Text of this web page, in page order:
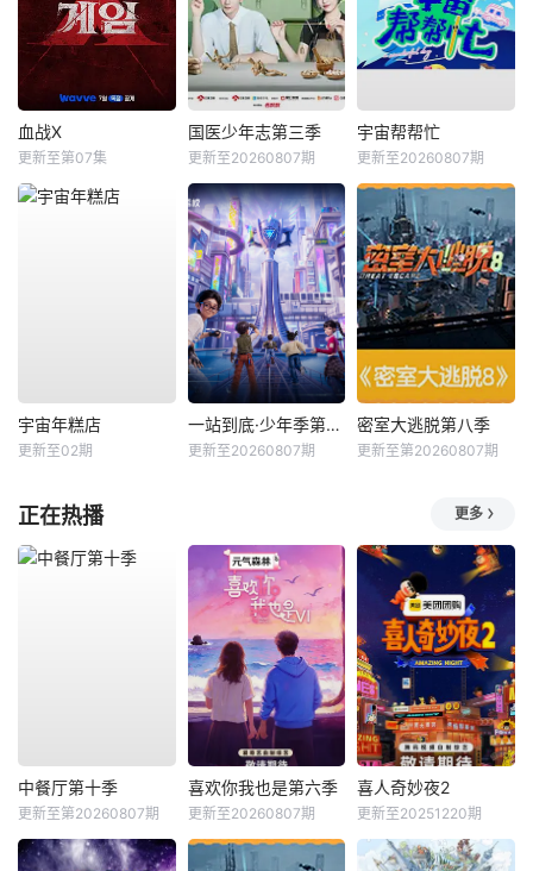
血战X
更新至第07集
国医少年志第三季
更新至20260807期
宇宙帮帮忙
更新至20260807期
宇宙年糕店
更新至02期
一站到底·少年季第2季
更新至20260807期
密室大逃脱第八季
更新至第20260807期
正在热播 更多
中餐厅第十季
更新至第20260807期
喜欢你我也是第六季
更新至20260807期
喜人奇妙夜2
更新至20251220期